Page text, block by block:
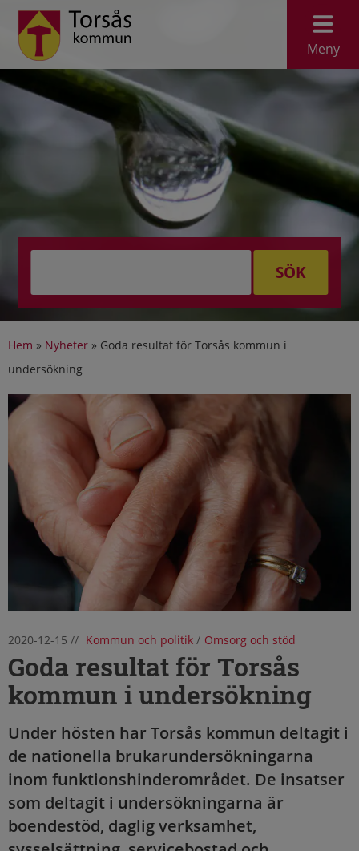
Meny
SÖK
Hem » Nyheter » Goda resultat för Torsås kommun i
undersökning
2020-12-15 // Kommun och politik/ Omsorg och stöd
Goda resultat för Torsås
kommun i undersökning
Under hösten har Torsås kommun deltagit i
de nationella brukarundersökningarna
inom funktionshinderområdet. De insatser
som deltagit i undersökningarna är
boendestöd, daglig verksamhet,